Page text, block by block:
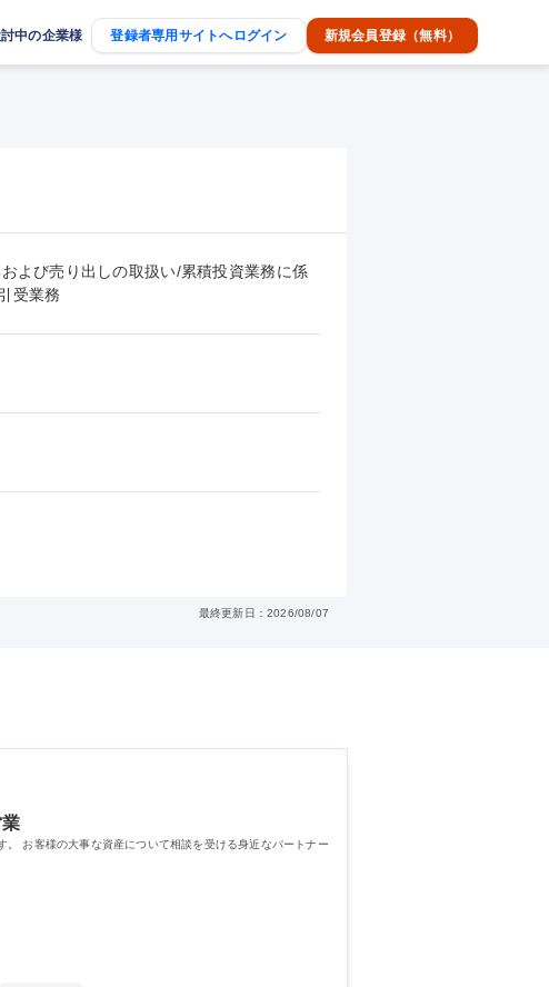
中の企業様 登録者専用サイトへログイン 新規会員登録（無料）
よび売り出しの取扱い/累積投資業務に係
受業務
最終更新日：2026/08/07
お客様の大事な資産について相談を受ける身近なパートナー